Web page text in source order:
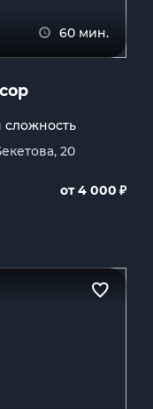
60 мин.
сложность
20
от 4 000 ₽